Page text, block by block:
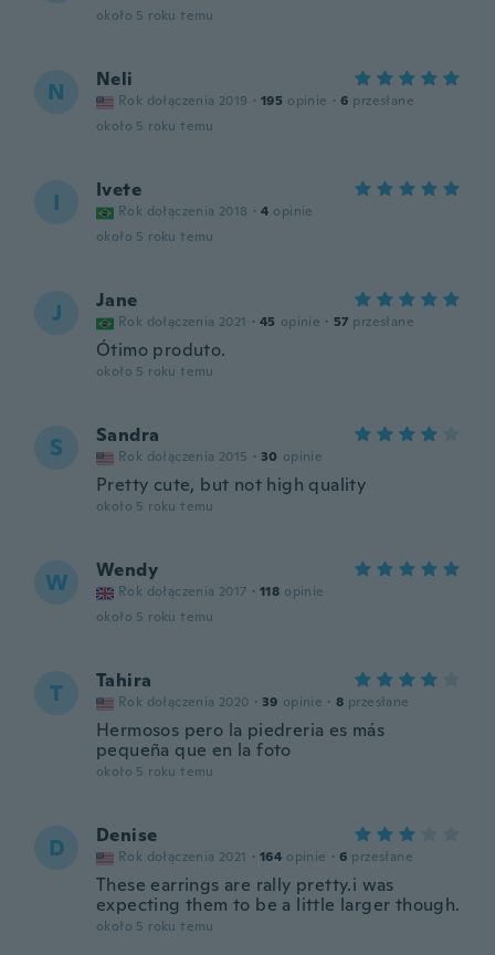
około 5 roku temu
N Neli
Rok dołączenia 2019 · 195 opinie · 6 przesłane
około 5 roku temu
I Ivete
Rok dołączenia 2018 · 4 opinie
około 5 roku temu
J Jane
Rok dołączenia 2021 · 45 opinie · 57 przesłane
Ótimo produto.
około 5 roku temu
S Sandra
Rok dołączenia 2015 · 30 opinie
Pretty cute, but not high quality
około 5 roku temu
W Wendy
Rok dołączenia 2017 · 118 opinie
około 5 roku temu
T Tahira
Rok dołączenia 2020 · 39 opinie · 8 przesłane
Hermosos pero la piedreria es más
pequeña que en la foto
około 5 roku temu
D Denise
Rok dołączenia 2021 · 164 opinie · 6 przesłane
These earrings are rally pretty.i was
expecting them to be a little larger though.
około 5 roku temu